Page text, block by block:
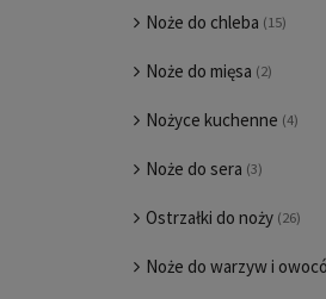
Noże do chleba (15)
Noże do mięsa (2)
Nożyce kuchenne (4)
Noże do sera (3)
Ostrzałki do noży (26)
Noże do warzyw i